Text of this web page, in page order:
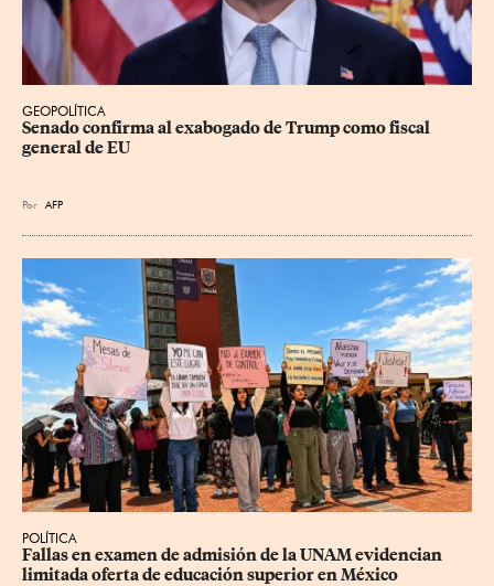
GEOPOLÍTICA
Senado confirma al exabogado de Trump como fiscal
general de EU
Por AFP
POLÍTICA
Fallas en examen de admisión de la UNAM evidencian
limitada oferta de educación superior en México